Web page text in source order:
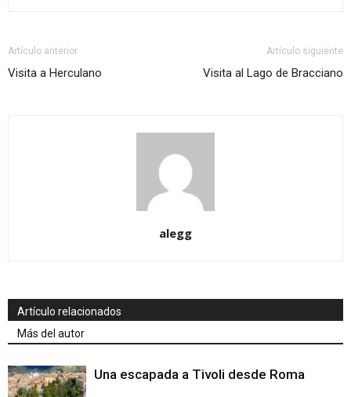
Artículo anterior
Visita a Herculano
Artículo siguiente
Visita al Lago de Bracciano
alegg
Artículo relacionados
Más del autor
Una escapada a Tivoli desde Roma